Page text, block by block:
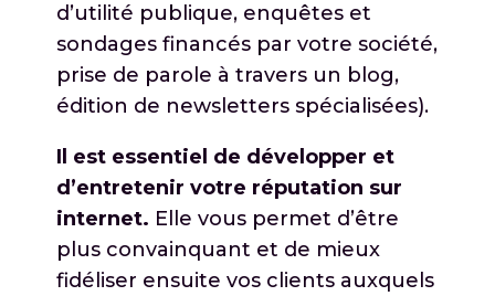
d’utilité publique, enquêtes et
sondages financés par votre société,
prise de parole à travers un blog,
édition de newsletters spécialisées).
Il est essentiel de développer et
d’entretenir votre réputation sur
internet. Elle vous permet d’être
plus convainquant et de mieux
fidéliser ensuite vos clients auxquels